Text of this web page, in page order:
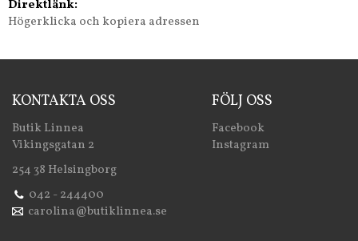
Direktlänk:
Högerklicka och kopiera adressen
KONTAKTA OSS
Butik Linnea
Vikingsgatan 2
254 38 Helsingborg
042 - 244400
carolina@butiklinnea.se
FÖLJ OSS
Facebook
Instagram